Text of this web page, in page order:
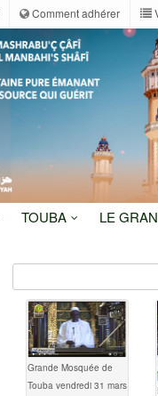
Comment adhérer
TOUBA LE
Grande Mosquée de
Touba vendredi 31 mars